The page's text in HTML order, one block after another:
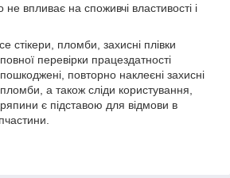
впливає на споживчі властивості і
стікери, пломби, захисні плівки
перевірки працездатності
повторно наклеєні захисні
пломби, а також сліди користування,
є підставою для відмови в